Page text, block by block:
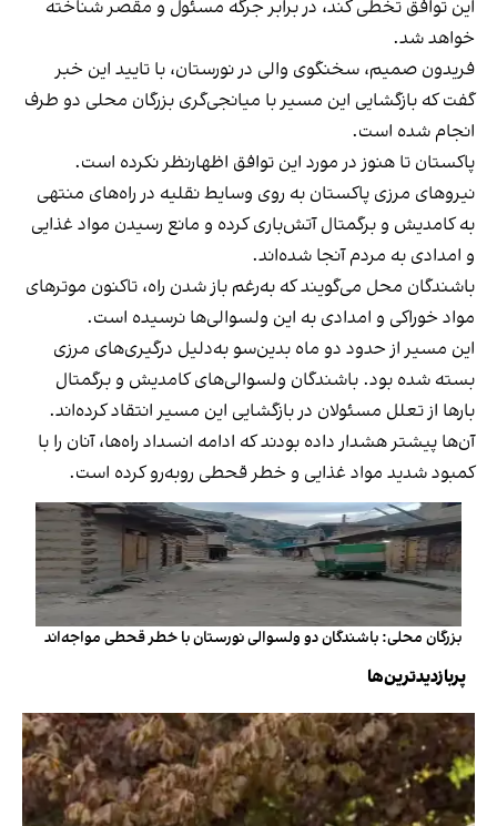
این توافق تخطی کند، در برابر جرگه مسئول و مقصر شناخته
خواهد شد.
فریدون صمیم، سخنگوی والی در نورستان، با تایید این خبر
گفت که بازگشایی این مسیر با میانجی‌گری بزرگان محلی دو طرف
انجام شده است.
پاکستان تا هنوز در مورد این توافق اظهارنظر نکرده است.
نیروهای مرزی پاکستان به روی وسایط نقلیه در راه‌های منتهی
به کامدیش و برگمتال آتش‌باری کرده و مانع رسیدن مواد غذایی
و امدادی به مردم آنجا شده‌اند.
باشندگان محل می‌گویند که به‌رغم باز شدن راه، تاکنون موترهای
مواد خوراکی و امدادی به این ولسوالی‌ها نرسیده است.
این مسیر از حدود دو ماه بدین‌سو به‌دلیل درگیری‌های مرزی
بسته شده بود. باشندگان ولسوالی‌های کامدیش و برگمتال
بارها از تعلل مسئولان در بازگشایی این مسیر انتقاد کرده‌اند.
آن‌ها پیشتر هشدار داده بودند که ادامه انسداد راه‌ها، آنان را با
کمبود شدید مواد غذایی و خطر قحطی روبه‌رو کرده است.
بزرگان محلی: باشندگان دو ولسوالی‌ نورستان با خطر قحطی مواجه‌اند
پربازدیدترین‌ها